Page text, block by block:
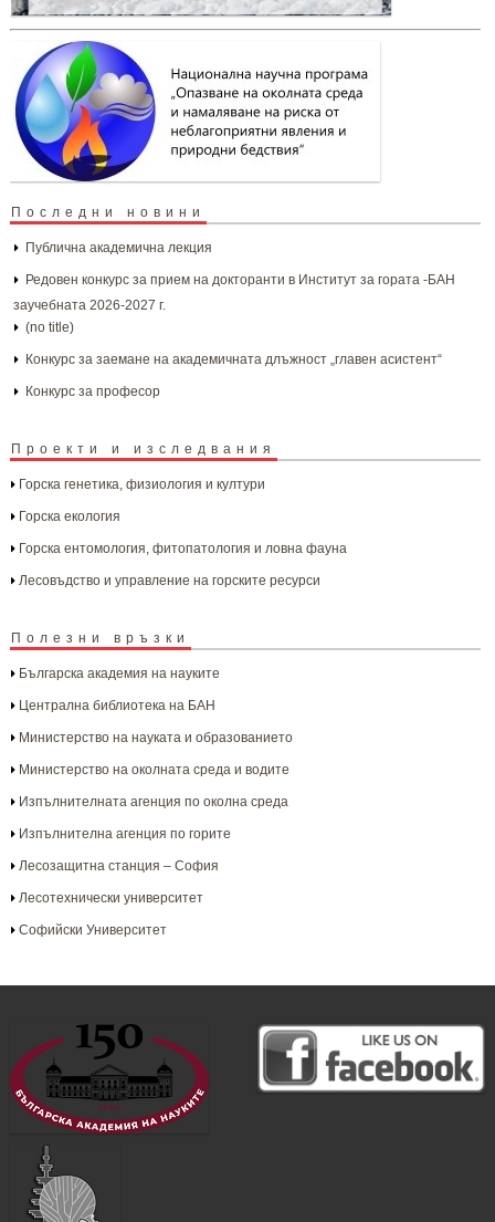
Последни новини
Публична академична лекция
Редовен конкурс за прием на докторанти в Институт за гората -БАН
заучебната 2026-2027 г.
(no title)
Конкурс за заемане на академичната длъжност „главен асистент“
Конкурс за професор
Проекти и изследвания
Горска генетика, физиология и култури
Горска екология
Горска ентомология, фитопатология и ловна фауна
Лесовъдство и управление на горските ресурси
Полезни връзки
Българска aкадемия на науките
Централна библиотека на БАН
Министерство на науката и образованието
Министерство на околната среда и водите
Изпълнителната агенция по околна среда
Изпълнителна агенция по горите
Лесозащитна станция – София
Лесотехнически университет
Софийски Университет